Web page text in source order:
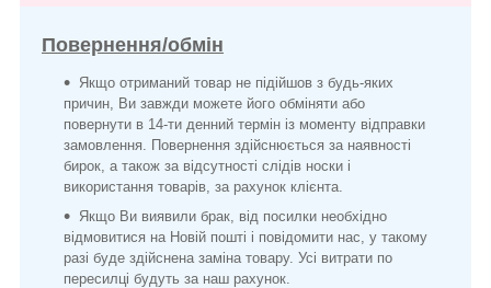
Повернення/обмін
Якщо отриманий товар не підійшов з будь-яких
причин, Ви завжди можете його обміняти або
повернути в 14-ти денний термін із моменту відправки
замовлення. Повернення здійснюється за наявності
бирок, а також за відсутності слідів носки і
використання товарів, за рахунок клієнта.
Якщо Ви виявили брак, від посилки необхідно
відмовитися на Новій пошті і повідомити нас, у такому
разі буде здійснена заміна товару. Усі витрати по
пересилці будуть за наш рахунок.